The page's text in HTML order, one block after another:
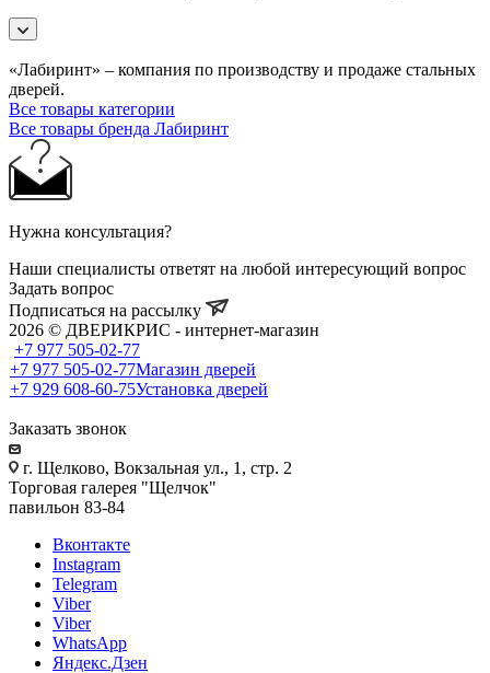
«Лабиринт» – компания по производству и продаже стальных
дверей.
Все товары категории
Все товары бренда Лабиринт
Нужна консультация?
Наши специалисты ответят на любой интересующий вопрос
Задать вопрос
Подписаться на рассылку
2026 © ДВЕРИКРИС - интернет-магазин
+7 977 505-02-77
+7 977 505-02-77Магазин дверей
+7 929 608-60-75Установка дверей
Заказать звонок
г. Щелково, Вокзальная ул., 1, стр. 2
Торговая галерея "Щелчок"
павильон 83-84
Вконтакте
Instagram
Telegram
Viber
Viber
WhatsApp
Яндекс.Дзен